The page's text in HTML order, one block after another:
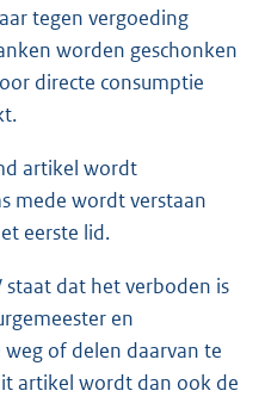
tegen vergoeding
worden geschonken
directe consumptie
artikel wordt
mede wordt verstaan
eerste lid.
staat dat het verboden is
en
of delen daarvan te
artikel wordt dan ook de